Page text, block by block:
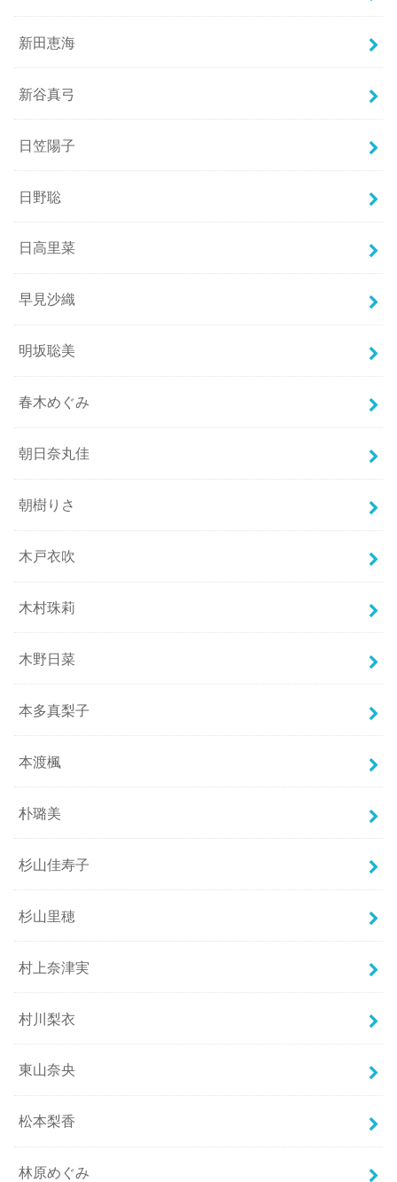
新田恵海
新谷真弓
日笠陽子
日野聡
日高里菜
早見沙織
明坂聡美
春木めぐみ
朝日奈丸佳
朝樹りさ
木戸衣吹
木村珠莉
木野日菜
本多真梨子
本渡楓
朴璐美
杉山佳寿子
杉山里穂
村上奈津実
村川梨衣
東山奈央
松本梨香
林原めぐみ